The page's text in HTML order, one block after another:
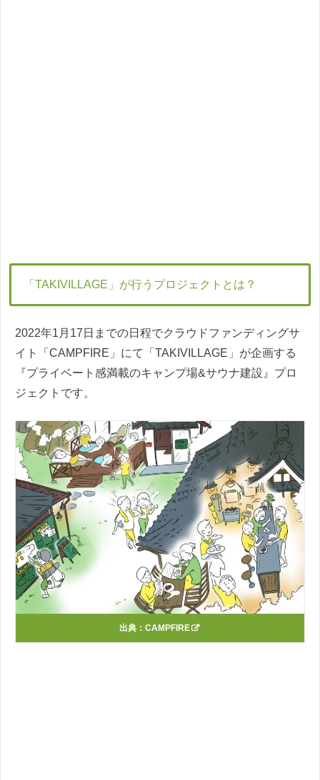
「TAKIVILLAGE」が行うプロジェクトとは？
2022年1月17日までの日程でクラウドファンディングサ
イト「CAMPFIRE」にて「TAKIVILLAGE」が企画する
『プライベート感満載のキャンプ場&サウナ建設』プロ
ジェクトです。
出典： CAMPFIRE